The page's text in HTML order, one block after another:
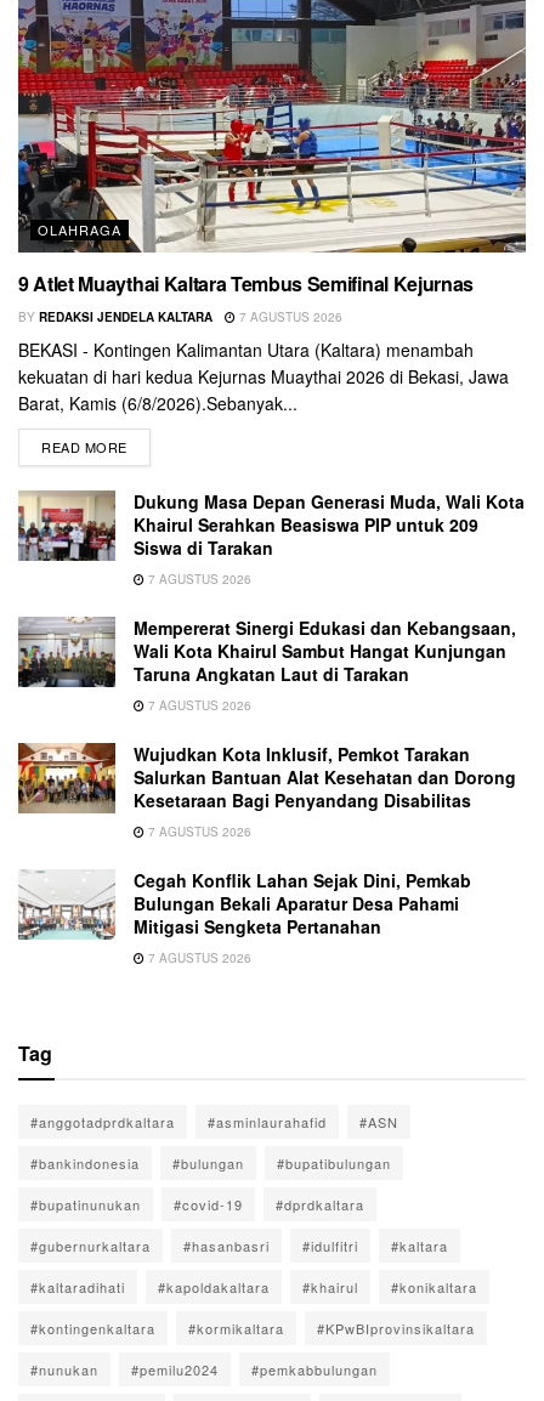
OLAHRAGA
9 Atlet Muaythai Kaltara Tembus Semifinal Kejurnas
BY REDAKSI JENDELA KALTARA 7 AGUSTUS 2026
BEKASI - Kontingen Kalimantan Utara (Kaltara) menambah
kekuatan di hari kedua Kejurnas Muaythai 2026 di Bekasi, Jawa
Barat, Kamis (6/8/2026).Sebanyak...
READ MORE
Dukung Masa Depan Generasi Muda, Wali Kota
Khairul Serahkan Beasiswa PIP untuk 209
Siswa di Tarakan
7 AGUSTUS 2026
Mempererat Sinergi Edukasi dan Kebangsaan,
Wali Kota Khairul Sambut Hangat Kunjungan
Taruna Angkatan Laut di Tarakan
7 AGUSTUS 2026
Wujudkan Kota Inklusif, Pemkot Tarakan
Salurkan Bantuan Alat Kesehatan dan Dorong
Kesetaraan Bagi Penyandang Disabilitas
7 AGUSTUS 2026
Cegah Konflik Lahan Sejak Dini, Pemkab
Bulungan Bekali Aparatur Desa Pahami
Mitigasi Sengketa Pertanahan
7 AGUSTUS 2026
Tag
#anggotadprdkaltara #asminlaurahafid #ASN
#bankindonesia #bulungan #bupatibulungan
#bupatinunukan #covid-19 #dprdkaltara
#gubernurkaltara #hasanbasri #idulfitri #kaltara
#kaltaradihati #kapoldakaltara #khairul #konikaltara
#kontingenkaltara #kormikaltara #KPwBIprovinsikaltara
#nunukan #pemilu2024 #pemkabbulungan